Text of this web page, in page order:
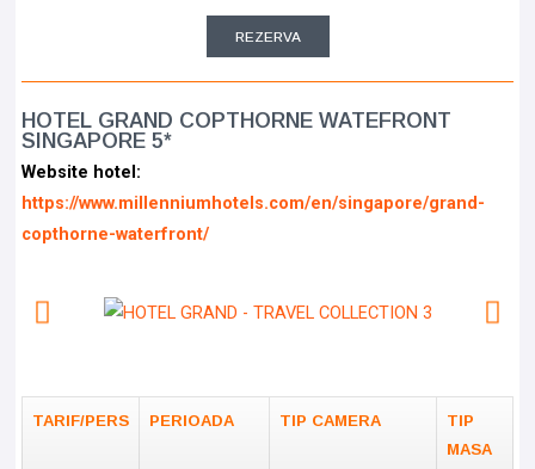
REZERVA
HOTEL GRAND COPTHORNE WATEFRONT
SINGAPORE 5*
Website hotel:
https://www.millenniumhotels.com/en/singapore/grand-
copthorne-waterfront/
TARIF/PERS PERIOADA TIP CAMERA
TIP
MASA